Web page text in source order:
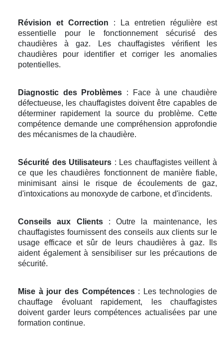
Révision et Correction : La entretien régulière est
essentielle pour le fonctionnement sécurisé des
chaudières à gaz. Les chauffagistes vérifient les
chaudières pour identifier et corriger les anomalies
potentielles.
Diagnostic des Problèmes : Face à une chaudière
défectueuse, les chauffagistes doivent être capables de
déterminer rapidement la source du problème. Cette
compétence demande une compréhension approfondie
des mécanismes de la chaudière.
Sécurité des Utilisateurs : Les chauffagistes veillent à
ce que les chaudières fonctionnent de manière fiable,
minimisant ainsi le risque de écoulements de gaz,
d'intoxications au monoxyde de carbone, et d'incidents.
Conseils aux Clients: Outre la maintenance, les
chauffagistes fournissent des conseils aux clients sur le
usage efficace et sûr de leurs chaudières à gaz. Ils
aident également à sensibiliser sur les précautions de
sécurité.
Mise à jour des Compétences: Les technologies de
chauffage évoluant rapidement, les chauffagistes
doivent garder leurs compétences actualisées par une
formation continue.